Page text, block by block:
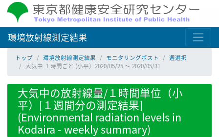
環境放射線測定結果
トップ 環境放射線測定結果 モニタリングポスト
週選択
大気中 １時間ごと (小平）2020/05/25 ～ 2020/05/31
大気中の放射線量/１時間単位（小
平）[１週間分の測定結果]
(Environmental radiation levels in
Kodaira - weekly summary)